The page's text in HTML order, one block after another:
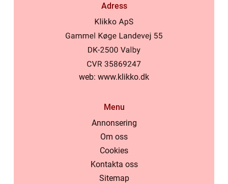
Adress
web: www.klikko.dk
Menu
Annonsering
Om oss
Cookies
Kontakta oss
Sitemap